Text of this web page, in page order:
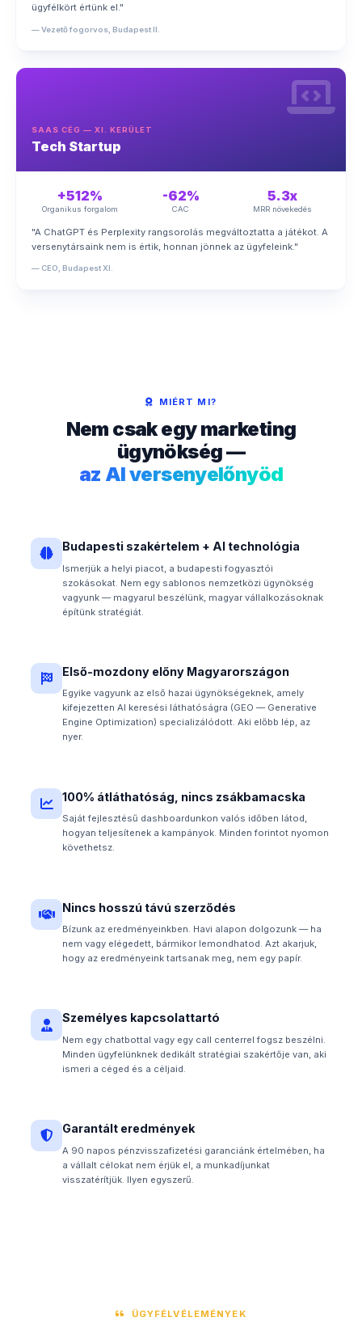
ügyfélkört értünk el."
— Vezető fogorvos, Budapest II.
SAAS CÉG — XI. KERÜLET
Tech Startup
+512%
Organikus forgalom
-62%
CAC
5.3x
MRR növekedés
"A ChatGPT és Perplexity rangsorolás megváltoztatta a játékot. A
versenytársaink nem is értik, honnan jönnek az ügyfeleink."
— CEO, Budapest XI.
MIÉRT MI?
Nem csak egy marketing
ügynökség —
az AI versenyelőnyöd
Budapesti szakértelem + AI technológia
Ismerjük a helyi piacot, a budapesti fogyasztói
szokásokat. Nem egy sablonos nemzetközi ügynökség
vagyunk — magyarul beszélünk, magyar vállalkozásoknak
építünk stratégiát.
Első-mozdony előny Magyarországon
Egyike vagyunk az első hazai ügynökségeknek, amely
kifejezetten AI keresési láthatóságra (GEO — Generative
Engine Optimization) specializálódott. Aki előbb lép, az
nyer.
100% átláthatóság, nincs zsákbamacska
Saját fejlesztésű dashboardunkon valós időben látod,
hogyan teljesítenek a kampányok. Minden forintot nyomon
követhetsz.
Nincs hosszú távú szerződés
Bízunk az eredményeinkben. Havi alapon dolgozunk — ha
nem vagy elégedett, bármikor lemondhatod. Azt akarjuk,
hogy az eredményeink tartsanak meg, nem egy papír.
Személyes kapcsolattartó
Nem egy chatbottal vagy egy call centerrel fogsz beszélni.
Minden ügyfelünknek dedikált stratégiai szakértője van, aki
ismeri a céged és a céljaid.
Garantált eredmények
A 90 napos pénzvisszafizetési garanciánk értelmében, ha
a vállalt célokat nem érjük el, a munkadíjunkat
visszatérítjük. Ilyen egyszerű.
ÜGYFÉLVÉLEMÉNYEK